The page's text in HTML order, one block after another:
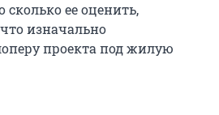
ее оценить,
изначально
проекта под жилую